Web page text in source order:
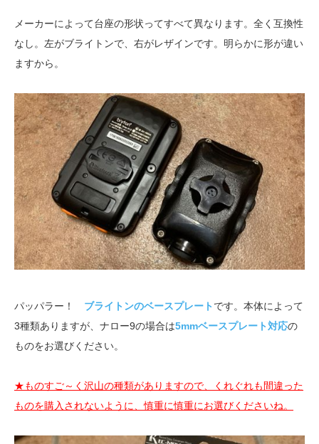
メーカーによって台座の形状ってすべて異なります。全く互換性
なし。左がブライトンで、右がレザインです。明らかに形が違い
ますから。
パッパラー！ ブライトンのベースプレート です。本体によって
3種類ありますが、ナロー9の場合は5mmベースプレート対応の
ものをお選びください。
★ものすご～く沢山の種類がありますので、くれぐれも間違った
ものを購入されないように、慎重に慎重にお選びくださいね。